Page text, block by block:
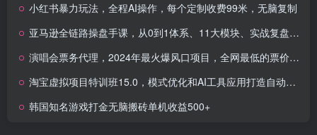
小红书暴力玩法，全程AI操作，每个定制收费99米，无脑复制
亚马逊全链路操盘手课，从0到1体系、11大模块、实战复盘，独立运营多店铺
演唱会票务代理，2024年最火爆风口项目，全网最低的票价，小白一分钟上手日入2000+
淘宝虚拟项目特训班15.0，模式优化和AI工具应用打造自动盈利店铺
韩国知名游戏打金无脑搬砖单机收益500+